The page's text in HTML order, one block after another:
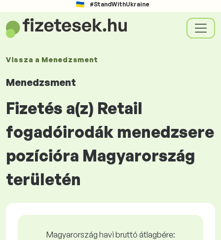
#StandWithUkraine
Vissza a Menedzsment
Menedzsment
Fizetés a(z) Retail
fogadóirodák menedzsere
pozícióra Magyarország
területén
Magyarország havi bruttó átlagbére: